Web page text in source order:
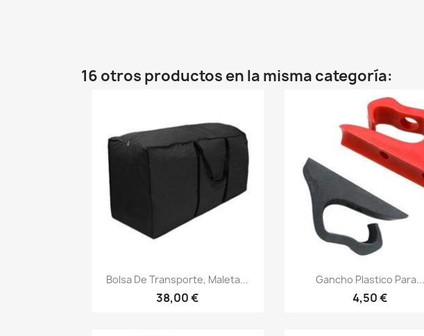
16 otros productos en la misma categoría:
Vista rápida
Bolsa De Transporte, Maleta...
38,00 €
Vista rápida
Gancho Plastico Para...
4,50 €